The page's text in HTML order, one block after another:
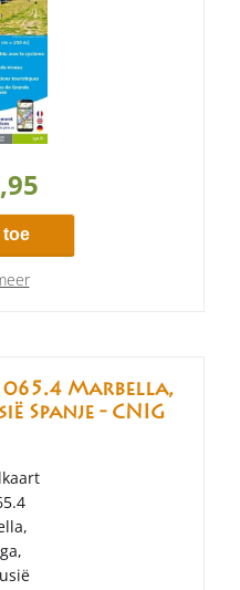
toe
Marbella,
Spanje - CNIG